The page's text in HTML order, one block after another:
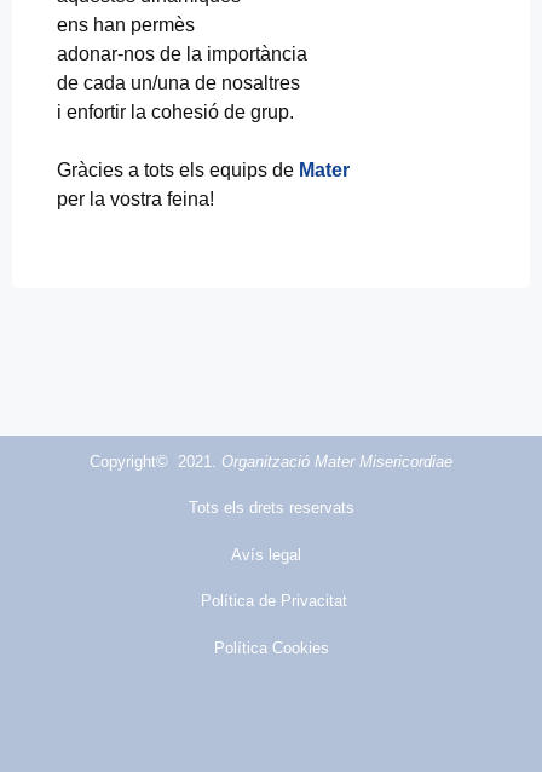
ens han permès
adonar-nos de la importància
de cada un/una de nosaltres
i enfortir la cohesió de grup.
Gràcies a tots els equips de Mater
per la vostra feina!
Copyright© 2021. Organització Mater Misericordiae
Tots els drets reservats
Avís legal
Política de Privacitat
Política Cookies